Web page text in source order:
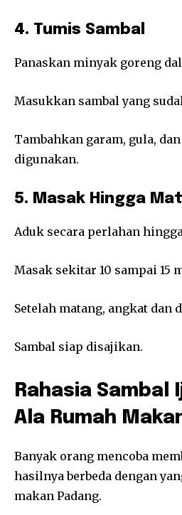
4. Tumis Sambal
Panaskan minyak goreng
Masukkan sambal yang
Tambahkan garam, gula,
digunakan.
5. Masak Hingga
Aduk secara perlahan
Masak sekitar 10 sampai 15
Setelah matang, angkat dan
Sambal siap disajikan.
Rahasia Sambal
Ala Rumah
Banyak orang mencoba
hasilnya berbeda dengan
makan Padang.